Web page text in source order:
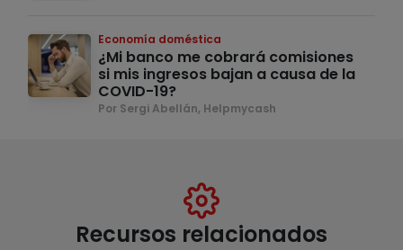
Economía doméstica
¿Mi banco me cobrará comisiones
si mis ingresos bajan a causa de la
COVID-19?
Por Sergi Abellán, Helpmycash
Recursos relacionados